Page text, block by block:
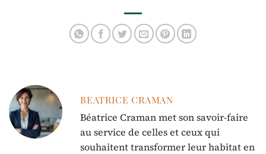
BEATRICE CRAMAN
Béatrice Craman met son savoir-faire
au service de celles et ceux qui
souhaitent transformer leur habitat en